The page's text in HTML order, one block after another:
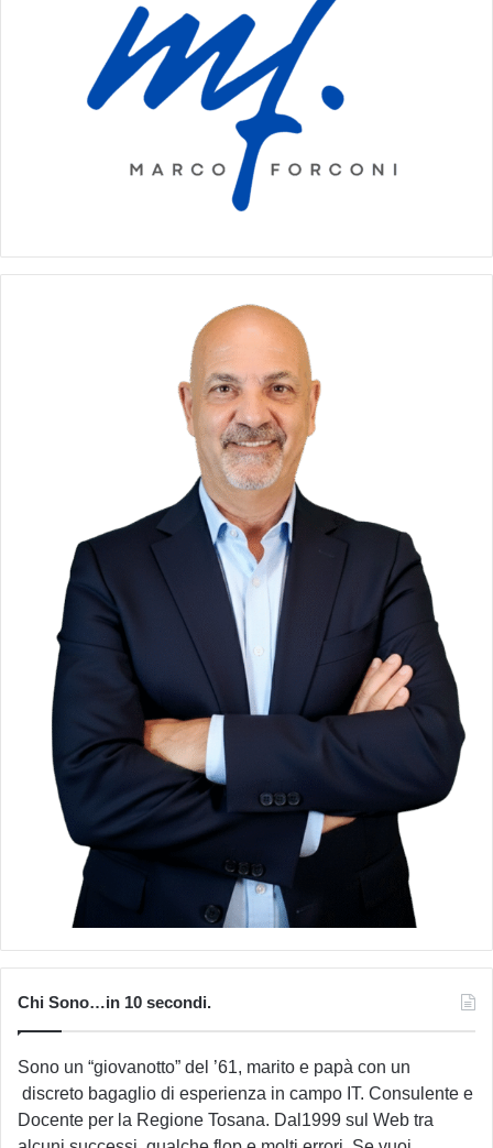
Chi Sono…in 10 secondi.
Sono un “giovanotto” del ’61, marito e papà con un
discreto bagaglio di esperienza in campo IT. Consulente e
Docente per la Regione Tosana. Dal1999 sul Web tra